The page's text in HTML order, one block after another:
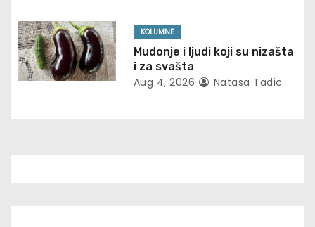
o
n
KOLUMNE
Mudonje i ljudi koji su nizašta
i za svašta
Aug 4, 2026 Natasa Tadic